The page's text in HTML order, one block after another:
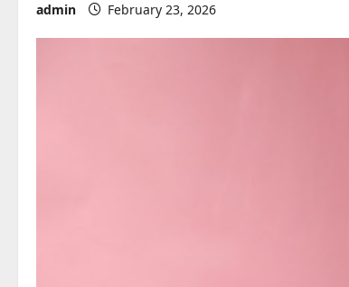
admin February 23, 2026